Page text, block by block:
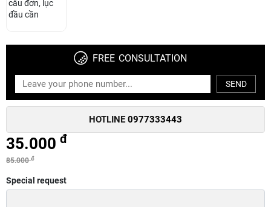
FREE CONSULTATION
SEND
HOTLINE 0977333443
35.000 đ
85.000đ
Special request